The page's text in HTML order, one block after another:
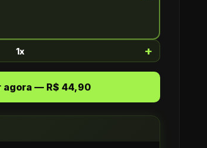
1x +
agora — R$ 44,90